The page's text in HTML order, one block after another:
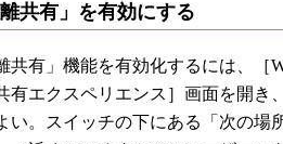
離共有」を有効にする
有」機能を有効化するには、［
有エクスペリエンス］画面を開き
い。スイッチの下にある「次の